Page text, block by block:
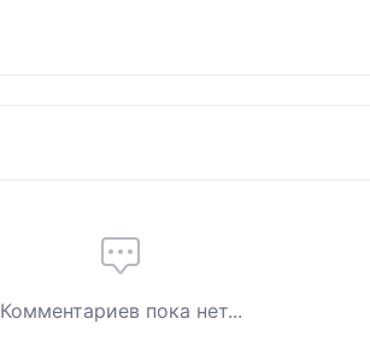
Комментариев пока нет...